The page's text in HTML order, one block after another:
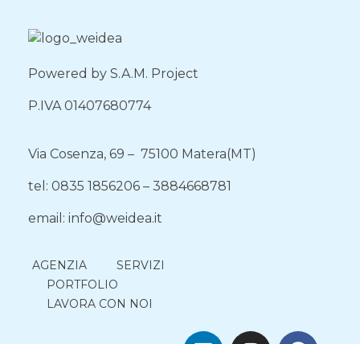
Powered by S.A.M. Project
P.IVA 01407680774
Via Cosenza, 69 – 75100 Matera(MT)
tel: 0835 1856206 – 3884668781
email: info@weidea.it
AGENZIA
SERVIZI
PORTFOLIO
LAVORA CON NOI